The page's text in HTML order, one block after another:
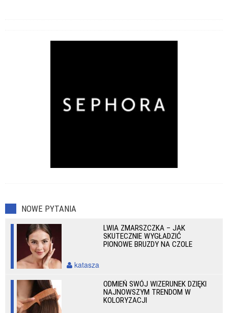
NOWE PYTANIA
LWIA ZMARSZCZKA – JAK
SKUTECZNIE WYGŁADZIĆ
PIONOWE BRUZDY NA CZOLE
katasza
ODMIEŃ SWÓJ WIZERUNEK DZIĘKI
NAJNOWSZYM TRENDOM W
KOLORYZACJI